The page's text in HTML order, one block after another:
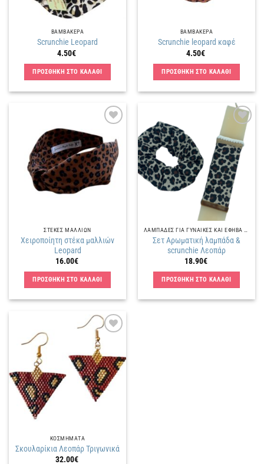
ΒΑΜΒΑΚΕΡΑ
Scrunchie Leopard
4.50€
ΠΡΟΣΘΗΚΗ ΣΤΟ ΚΑΛΑΘΙ
ΒΑΜΒΑΚΕΡΑ
Scrunchie leopard καφέ
4.50€
ΠΡΟΣΘΗΚΗ ΣΤΟ ΚΑΛΑΘΙ
Πρόσθήκη
στην
λίστα
επιθυμιών
ΣΤΕΚΕΣ ΜΑΛΛΙΩΝ
Χειροποίητη στέκα μαλλιών
Leopard
16.00€
ΠΡΟΣΘΗΚΗ ΣΤΟ ΚΑΛΑΘΙ
Πρόσθήκη
στην
λίστα
επιθυμιών
Σετ Αρωματική λαμπάδα &
scrunchie Λεοπάρ
18.90€
ΠΡΟΣΘΗΚΗ ΣΤΟ ΚΑΛΑΘΙ
Πρόσθήκη
στην
λίστα
επιθυμιών
ΚΟΣΜΗΜΑΤΑ
Σκουλαρίκια Λεοπάρ Τριγωνικά
32.00€